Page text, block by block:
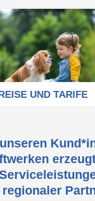
UND TARIFE